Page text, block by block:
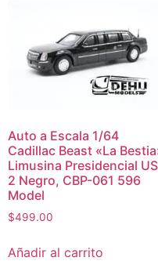
Auto a Escala 1/64
Cadillac Beast «La
Limusina Presidencial
2 Negro, CBP-061 596
Model
$499.00
Añadir al carrito